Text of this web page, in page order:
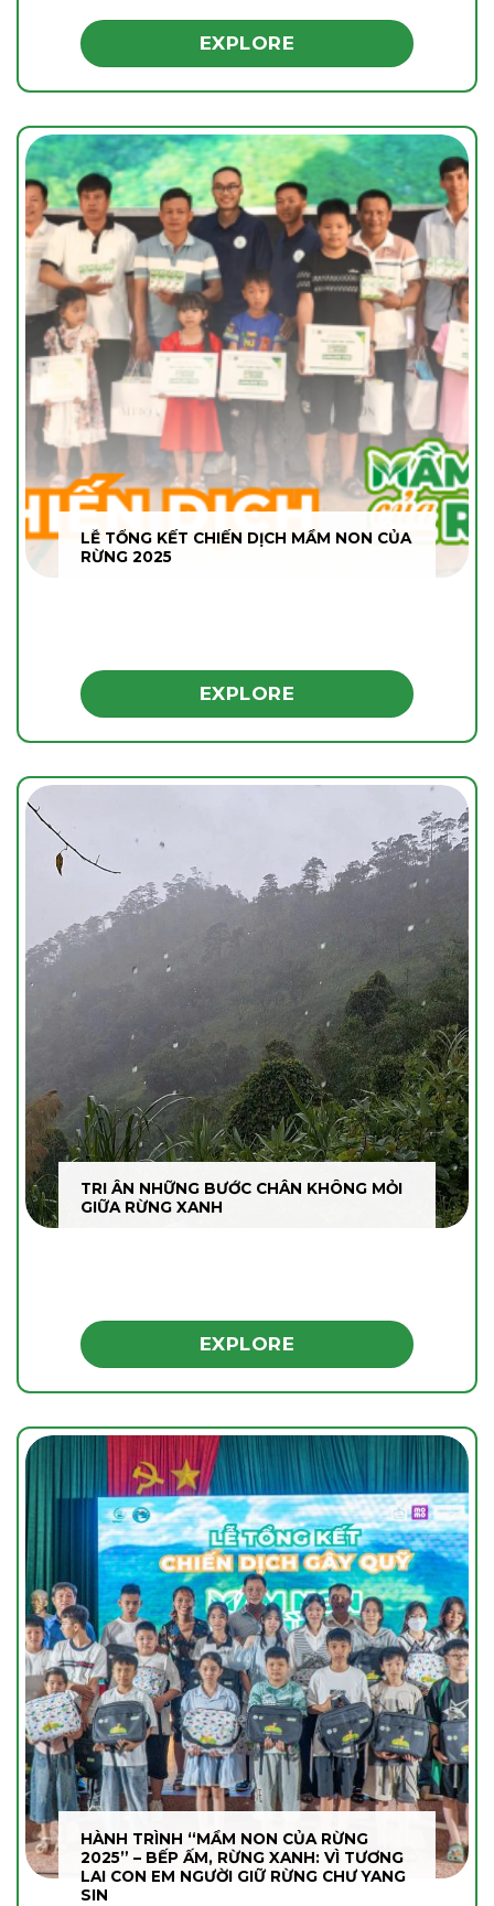
EXPLORE
LỄ TỔNG KẾT CHIẾN DỊCH MẦM NON CỦA
RỪNG 2025
EXPLORE
TRI ÂN NHỮNG BƯỚC CHÂN KHÔNG MỎI
GIỮA RỪNG XANH
EXPLORE
HÀNH TRÌNH “MẦM NON CỦA RỪNG
2025” – BẾP ẤM, RỪNG XANH: VÌ TƯƠNG
LAI CON EM NGƯỜI GIỮ RỪNG CHƯ YANG
SIN